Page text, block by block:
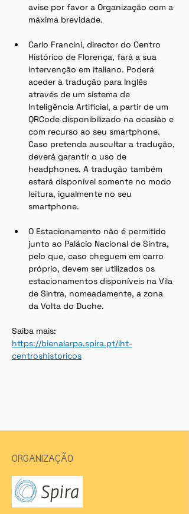
avise por favor a Organização com a
máxima brevidade.
Carlo Francini, director do Centro
Histórico de Florença, fará a sua
intervenção em italiano. Poderá
aceder à tradução para Inglês
através de um sistema de
Inteligência Artificial, a partir de um
QRCode disponibilizado na ocasião e
com recurso ao seu smartphone.
Caso pretenda auscultar a tradução,
deverá garantir o uso de
headphones. A tradução também
estará disponível somente no modo
leitura, igualmente no seu
smartphone.
O Estacionamento não é permitido
junto ao Palácio Nacional de Sintra,
pelo que, caso cheguem em carro
próprio, devem ser utilizados os
estacionamentos disponíveis na Vila
de Sintra, nomeadamente, a zona
da Volta do Duche.
Saiba mais:
https://bienalarpa.spira.pt/iht-
centroshistoricos
ORGANIZAÇÃO